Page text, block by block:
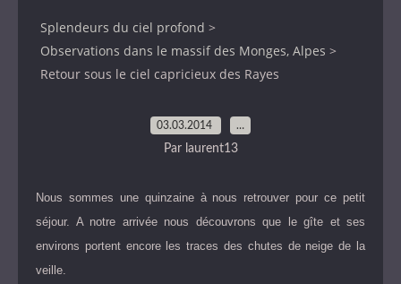
Splendeurs du ciel profond >
Observations dans le massif des Monges, Alpes >
Retour sous le ciel capricieux des Rayes
03.03.2014 …
Par laurent13
Nous sommes une quinzaine à nous retrouver pour ce petit
séjour. A notre arrivée nous découvrons que le gîte et ses
environs portent encore les traces des chutes de neige de la
veille.